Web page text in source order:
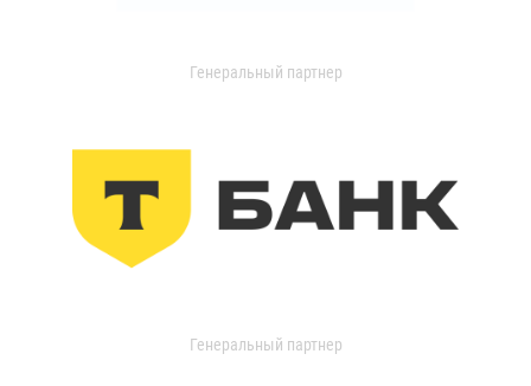
Генеральный партнер
Генеральный партнер